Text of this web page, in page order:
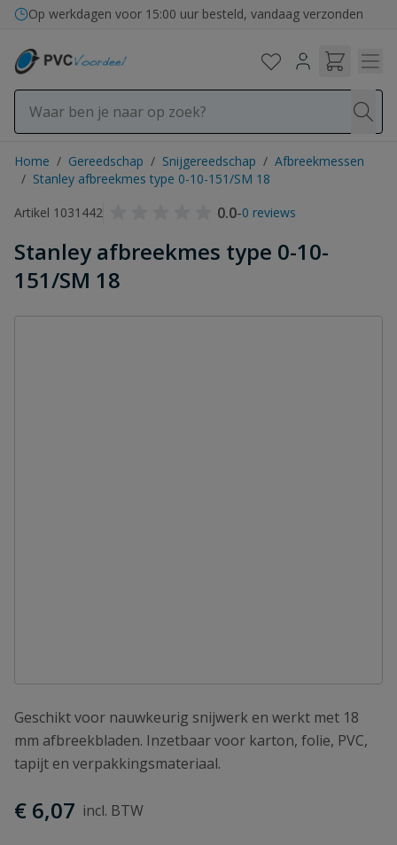
Ga naar de inhoud
Op werkdagen voor 15:00 uur besteld, vandaag verzonden
Home / Gereedschap / Snijgereedschap / Afbreekmessen
/ Stanley afbreekmes type 0-10-151/SM 18
Artikel 1031442
0.0-0 reviews
Stanley afbreekmes type 0-10-
151/SM 18
Geschikt voor nauwkeurig snijwerk en werkt met 18
mm afbreekbladen. Inzetbaar voor karton, folie, PVC,
tapijt en verpakkingsmateriaal.
€ 6,07